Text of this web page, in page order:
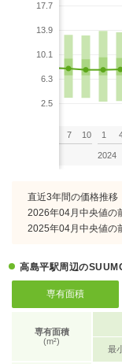
17.7
13.9
10.1
6.3
2.5
7 10 1
2024
直近3年間の価格推移
2026年04月中央値の
2025年04月中央値の
高島平駅周辺の
専有面積
専有面積
(m²)
最